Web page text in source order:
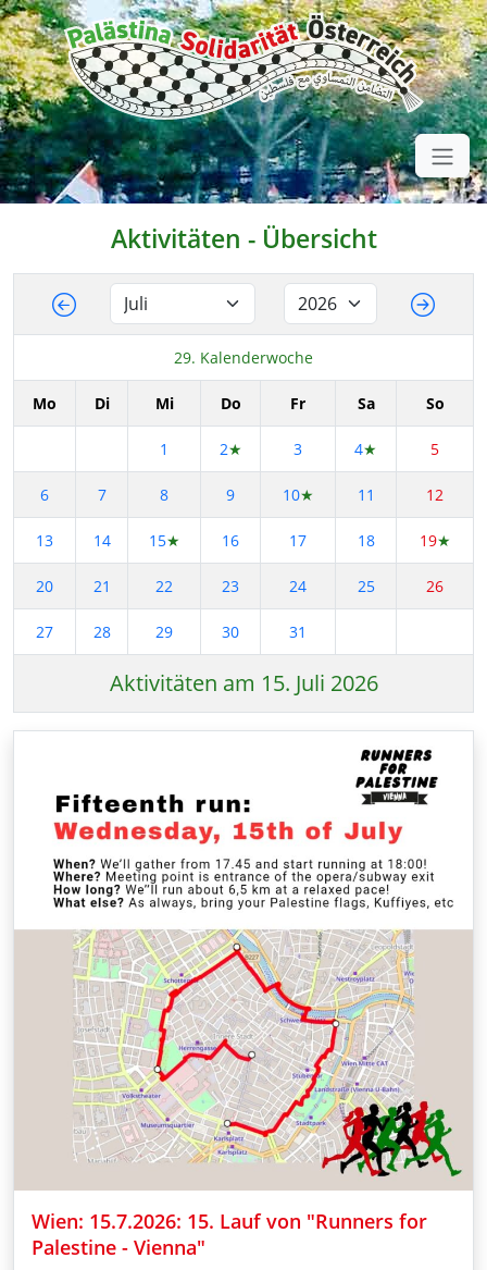
Aktivitäten - Übersicht
29. Kalenderwoche
Mo Di Mi Do Fr Sa So
1 2★ 3 4★ 5
6 7 8 9 10★ 11 12
13 14 15★ 16 17 18 19★
20 21 22 23 24 25 26
27 28 29 30 31
Aktivitäten am 15. Juli 2026
Wien: 15.7.2026: 15. Lauf von "Runners for
Palestine - Vienna"